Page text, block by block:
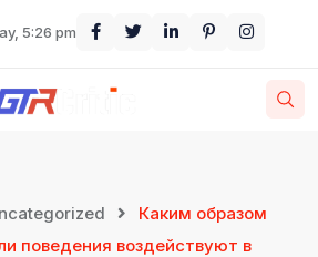
5:26 pm
Каким образом
поведения воздействуют в